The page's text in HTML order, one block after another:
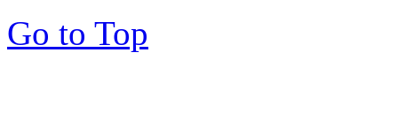
Go to Top